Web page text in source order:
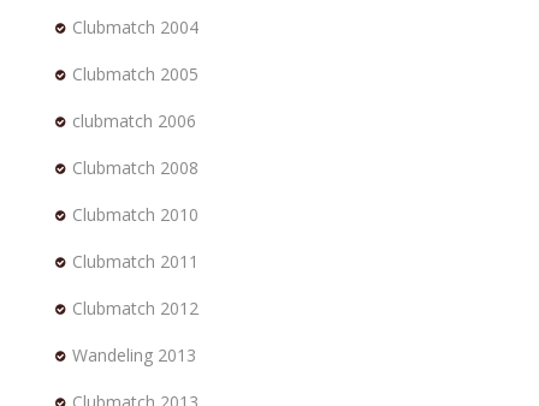
Clubmatch 2004
Clubmatch 2005
clubmatch 2006
Clubmatch 2008
Clubmatch 2010
Clubmatch 2011
Clubmatch 2012
Wandeling 2013
Clubmatch 2013